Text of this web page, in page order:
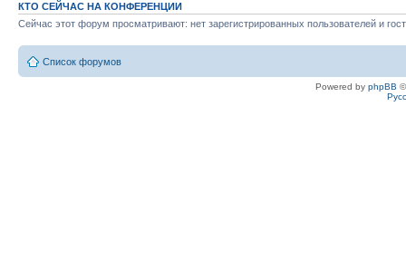
КТО СЕЙЧАС НА КОНФЕРЕНЦИИ
Сейчас этот форум просматривают: нет зарегистрированных пользователей и
Список форумов
Powered by phpBB